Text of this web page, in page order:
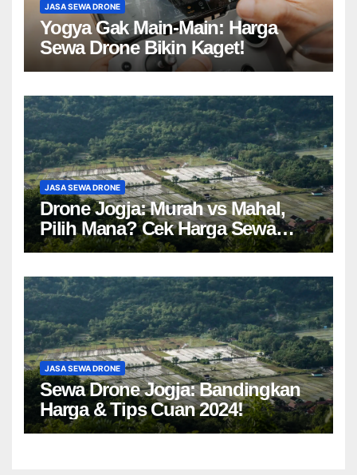
JASA SEWA DRONE
Yogya Gak Main-Main: Harga
Sewa Drone Bikin Kaget!
JASA SEWA DRONE
Drone Jogja: Murah vs Mahal,
Pilih Mana? Cek Harga Sewa
Drone Yogyakarta!
JASA SEWA DRONE
Sewa Drone Jogja: Bandingkan
Harga & Tips Cuan 2024!